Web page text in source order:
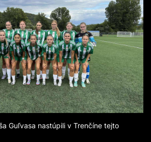
Guľvasa nastúpili v Trenčíne tejto